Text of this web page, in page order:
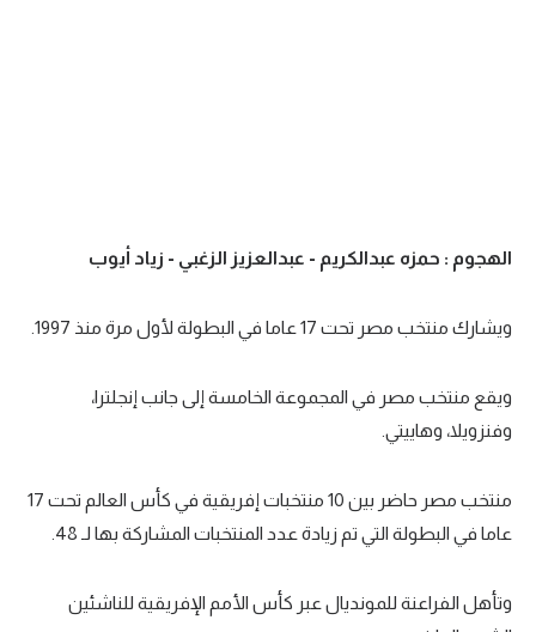
الهجوم : حمزه عبدالكريم - عبدالعزيز الزغبي - زياد أيوب
ويشارك منتخب مصر تحت 17 عاما في البطولة لأول مرة منذ 1997.
ويقع منتخب مصر في المجموعة الخامسة إلى جانب إنجلترا،
وفنزويلا، وهاييتي.
منتخب مصر حاضر بين 10 منتخبات إفريقية في كأس العالم تحت 17
عاما في البطولة التي تم زيادة عدد المنتخبات المشاركة بها لـ 48.
وتأهل الفراعنة للمونديال عبر كأس الأمم الإفريقية للناشئين